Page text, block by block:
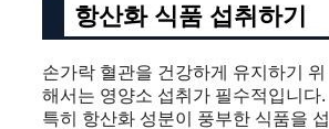
항산화 식품 섭취하기
손가락 혈관을 건강하게 유지하기 위
해서는 영양소 섭취가 필수적입니다.
특히 항산화 성분이 풍부한 식품을 섭